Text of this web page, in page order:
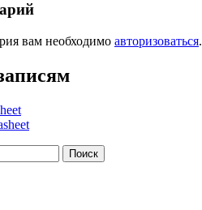
вам необходимо авторизоваться.